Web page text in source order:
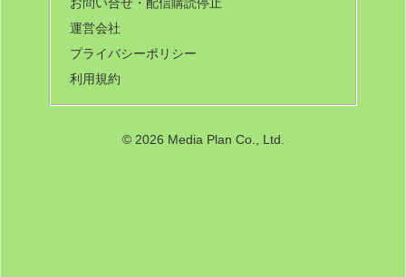
運営会社
プライバシーポリシー
利用規約
© 2026 Media Plan Co., Ltd.